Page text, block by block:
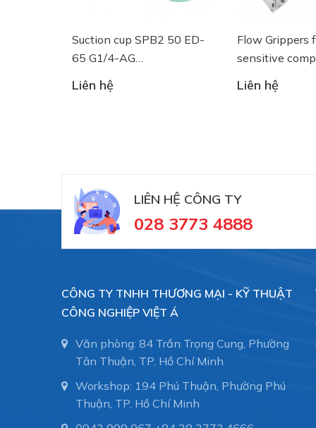
#SCHG00000225
Suction cup SPB2 50 ED-
65 G1/4-AG
hút chân không Schmalz
Liên hệ
Flow Grippers
sensitive
Liên hệ
LIÊN HỆ CÔNG TY
028 3773 4888
CÔNG TY TNHH THƯƠNG MẠI - KỸ THUẬT
CÔNG NGHIỆP VIỆT Á
Văn phòng: 84 Trần Trọng Cung, Phường
Tân Thuận, TP. Hồ Chí Minh
Workshop: 194 Phú Thuận, Phường Phú
Thuận, TP. Hồ Chí Minh